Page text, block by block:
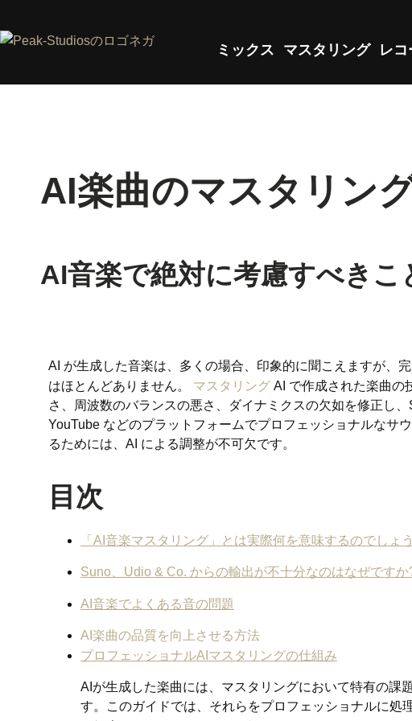
ミックス マスタリング レ
AI楽曲のマスタリン
AI音楽で絶対に考慮すべきこ
AI が生成した音楽は、多くの場合、印象的に聞こえますが、
はほとんどありません。 マスタリング AI で作成された楽曲の
さ、周波数のバランスの悪さ、ダイナミクスの欠如を修正し、
YouTube などのプラットフォームでプロフェッショナルなサ
るためには、AI による調整が不可欠です。
目次
「AI音楽マスタリング」とは実際何を意味するのでしょ
Suno、Udio & Co. からの輸出が不十分なのはなぜですか
AI音楽でよくある音の問題
AI楽曲の品質を向上させる方法
プロフェッショナルAIマスタリングの仕組み
AIが生成した楽曲には、マスタリングにおいて特有の課
す。このガイドでは、それらをプロフェッショナルに処